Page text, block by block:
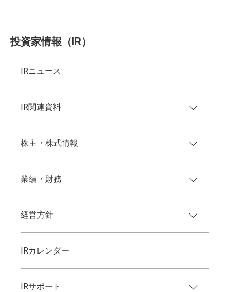
投資家情報（IR）
IRニュース
IR関連資料
株主・株式情報
業績・財務
経営方針
IRカレンダー
IRサポート